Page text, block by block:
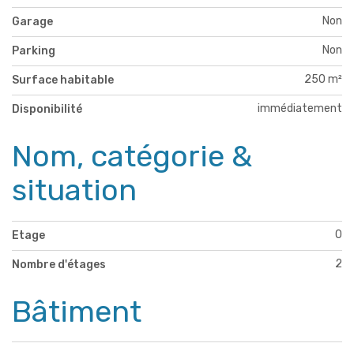
Garage Non
Parking Non
Surface habitable 250 m²
Disponibilité immédiatement
Nom, catégorie &
situation
Etage 0
Nombre d'étages 2
Bâtiment